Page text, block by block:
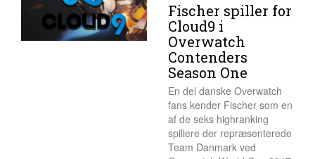
Fischer spiller for
Cloud9 i
Overwatch
Contenders
Season One
En del danske Overwatch
fans kender Fischer som en
af de seks highranking
spillere der repræsenterede
Team Danmark ved